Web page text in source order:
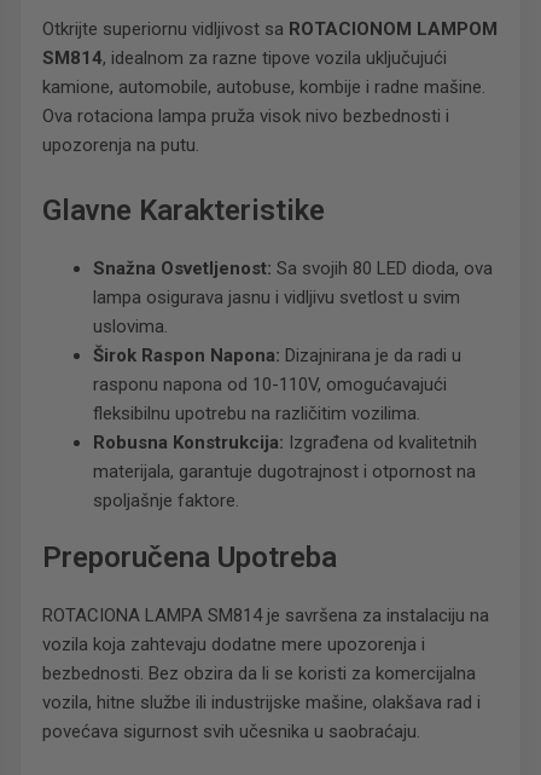
Otkrijte superiornu vidljivost sa ROTACIONOM LAMPOM
SM814, idealnom za razne tipove vozila uključujući
kamione, automobile, autobuse, kombije i radne mašine.
Ova rotaciona lampa pruža visok nivo bezbednosti i
upozorenja na putu.
Glavne Karakteristike
Snažna Osvetljenost: Sa svojih 80 LED dioda, ova
lampa osigurava jasnu i vidljivu svetlost u svim
uslovima.
Širok Raspon Napona: Dizajnirana je da radi u
rasponu napona od 10-110V, omogućavajući
fleksibilnu upotrebu na različitim vozilima.
Robusna Konstrukcija: Izgrađena od kvalitetnih
materijala, garantuje dugotrajnost i otpornost na
spoljašnje faktore.
Preporučena Upotreba
ROTACIONA LAMPA SM814 je savršena za instalaciju na
vozila koja zahtevaju dodatne mere upozorenja i
bezbednosti. Bez obzira da li se koristi za komercijalna
vozila, hitne službe ili industrijske mašine, olakšava rad i
povećava sigurnost svih učesnika u saobraćaju.